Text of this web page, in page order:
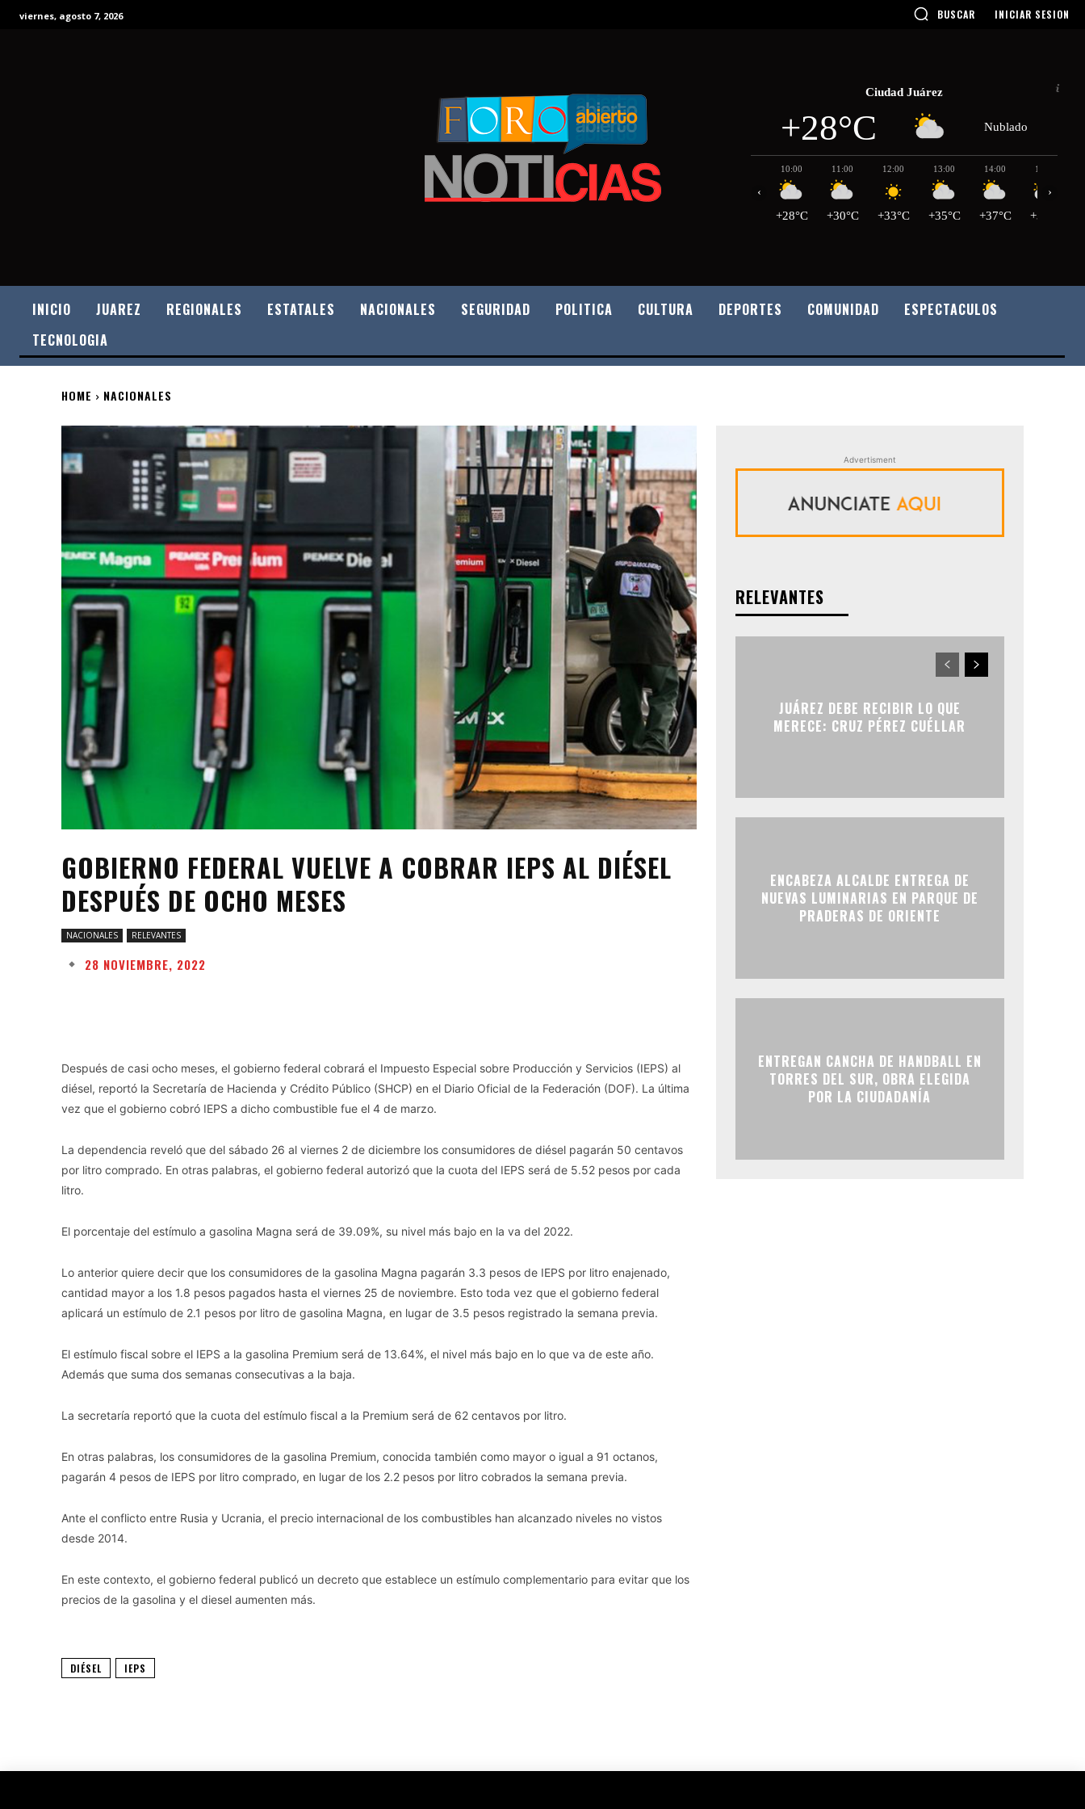
viernes, agosto 7, 2026 BUSCAR INICIAR SESION
Ciudad Juárez
+28°C Nublado
10:00
+28°C
11:00
+30°C
12:00
+33°C
13:00
+35°C
14:00
+37°C
15:00
+38°C
‹ ›
INICIO JUAREZ REGIONALES ESTATALES NACIONALES SEGURIDAD POLITICA CULTURA DEPORTES COMUNIDAD
ESPECTACULOS
TECNOLOGIA
HOME NACIONALES
GOBIERNO FEDERAL VUELVE A COBRAR IEPS AL DIÉSEL
DESPUÉS DE OCHO MESES
NACIONALES RELEVANTES
28 NOVIEMBRE, 2022
Después de casi ocho meses, el gobierno federal cobrará el Impuesto Especial sobre Producción y Servicios (IEPS) al
diésel, reportó la Secretaría de Hacienda y Crédito Público (SHCP) en el Diario Oficial de la Federación (DOF). La última
vez que el gobierno cobró IEPS a dicho combustible fue el 4 de marzo.
La dependencia reveló que del sábado 26 al viernes 2 de diciembre los consumidores de diésel pagarán 50 centavos
por litro comprado. En otras palabras, el gobierno federal autorizó que la cuota del IEPS será de 5.52 pesos por cada
litro.
El porcentaje del estímulo a gasolina Magna será de 39.09%, su nivel más bajo en la va del 2022.
Lo anterior quiere decir que los consumidores de la gasolina Magna pagarán 3.3 pesos de IEPS por litro enajenado,
cantidad mayor a los 1.8 pesos pagados hasta el viernes 25 de noviembre. Esto toda vez que el gobierno federal
aplicará un estímulo de 2.1 pesos por litro de gasolina Magna, en lugar de 3.5 pesos registrado la semana previa.
El estímulo fiscal sobre el IEPS a la gasolina Premium será de 13.64%, el nivel más bajo en lo que va de este año.
Además que suma dos semanas consecutivas a la baja.
La secretaría reportó que la cuota del estímulo fiscal a la Premium será de 62 centavos por litro.
En otras palabras, los consumidores de la gasolina Premium, conocida también como mayor o igual a 91 octanos,
pagarán 4 pesos de IEPS por litro comprado, en lugar de los 2.2 pesos por litro cobrados la semana previa.
Ante el conflicto entre Rusia y Ucrania, el precio internacional de los combustibles han alcanzado niveles no vistos
desde 2014.
En este contexto, el gobierno federal publicó un decreto que establece un estímulo complementario para evitar que los
precios de la gasolina y el diesel aumenten más.
DIÉSEL IEPS
Advertisment
RELEVANTES
JUÁREZ DEBE RECIBIR LO QUE
MERECE: CRUZ PÉREZ CUÉLLAR
ENCABEZA ALCALDE ENTREGA DE
NUEVAS LUMINARIAS EN PARQUE DE
PRADERAS DE ORIENTE
ENTREGAN CANCHA DE HANDBALL EN
TORRES DEL SUR, OBRA ELEGIDA
POR LA CIUDADANÍA